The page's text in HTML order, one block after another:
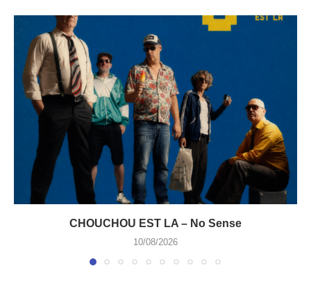
CHOUCHOU EST LA – No Sense
10/08/2026